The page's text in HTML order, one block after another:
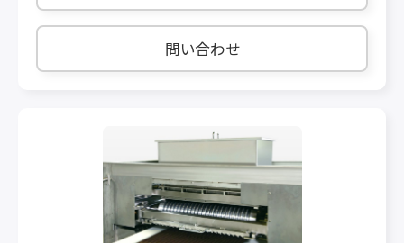
問い合わせ